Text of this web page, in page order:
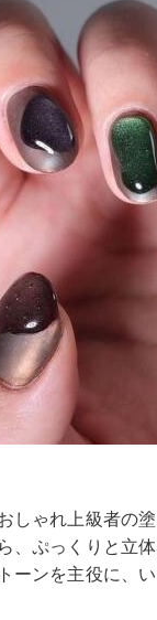
しゃれ上級者の
、ぷっくりと立
ンを主役に、